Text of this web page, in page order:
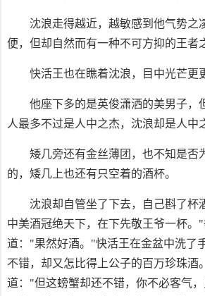
沈浪走得越近，越敏感到他气势之
便，但却自然而有一种不可方抑的王者
快活王也在瞧着沈浪，目中光芒更
他座下多的是英俊潇洒的美男子，
人最多不过是人中之杰，沈浪却是人中
矮几旁还有金丝薄团，也不知是否
的，矮几上也还有只空着的酒杯。
沈浪却自管坐了下去，自己斟了杯
中美酒冠绝天下，在下先敬王爷一杯。
道："果然好酒。"快活王在金盆中洗了
不错，却又怎比得上公子的百万珍珠酒
道："但这螃蟹却还不错，你不必客气